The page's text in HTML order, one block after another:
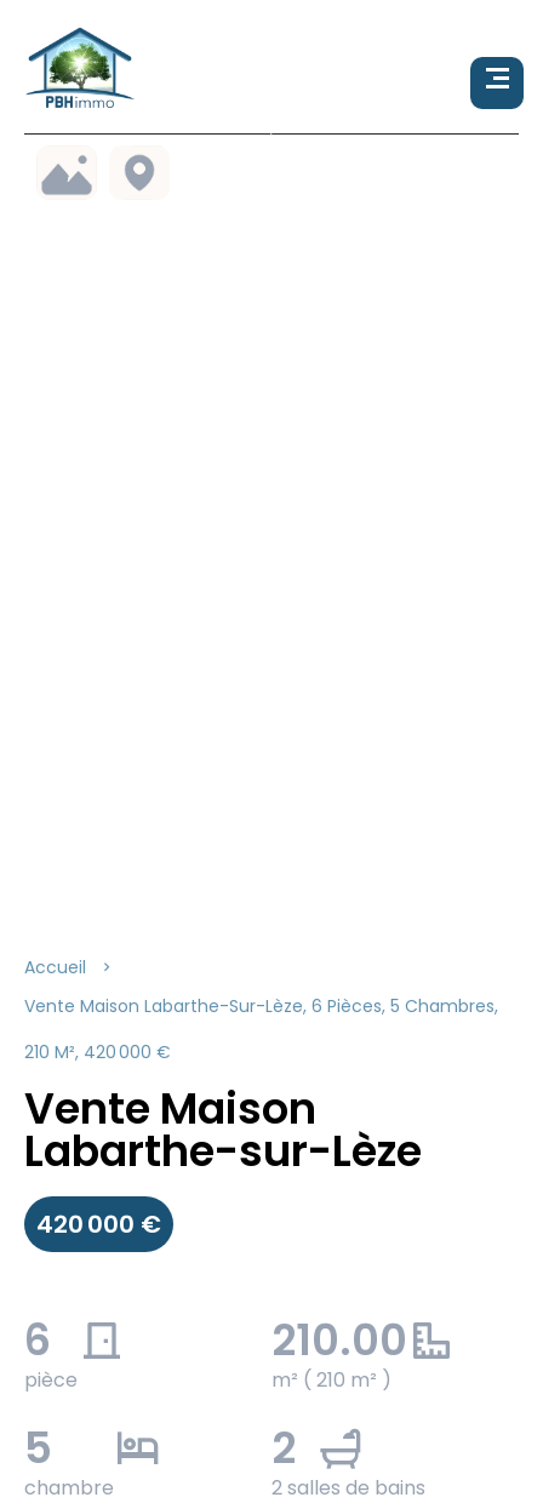
Accueil
Vente Maison Labarthe-Sur-Lèze, 6 Pièces, 5 Chambres,
210 M², 420 000 €
Vente Maison
Labarthe-sur-Lèze
420 000 €
6
pièce
210.00
m² ( 210 m² )
5
chambre
2
2 salles de bains